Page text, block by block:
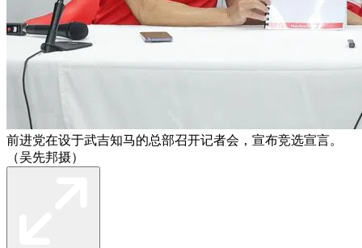
前进党在设于武吉知马的总部召开记者会，宣布竞选宣言。
（吴先邦摄）